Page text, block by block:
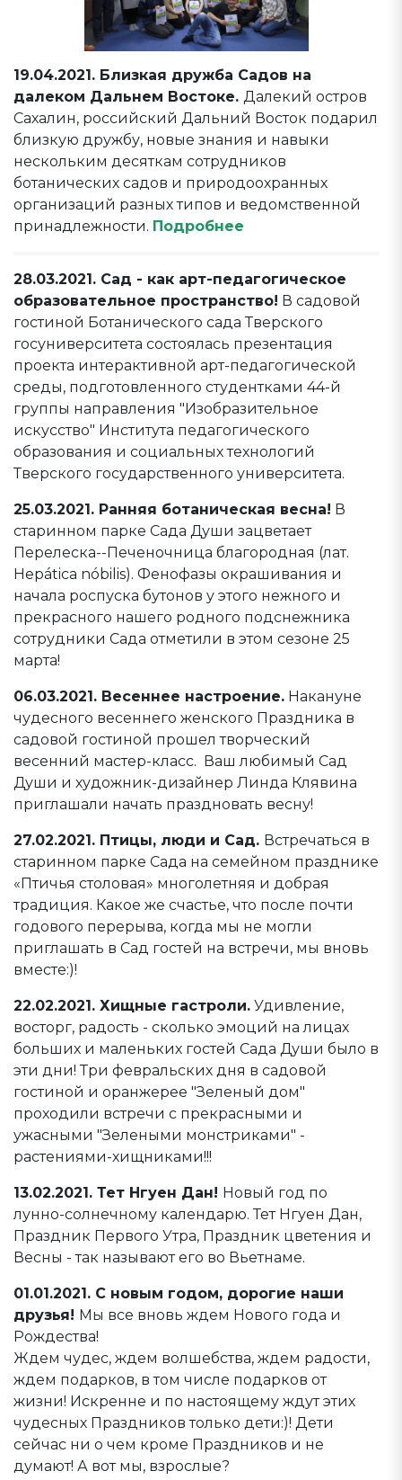
19.04.2021. Близкая дружба Садов на
далеком Дальнем Востоке. Далекий остров
Сахалин, российский Дальний Восток подарил
близкую дружбу, новые знания и навыки
нескольким десяткам сотрудников
ботанических садов и природоохранных
организаций разных типов и ведомственной
принадлежности. Подробнее
28.03.2021. Сад - как арт-педагогическое
образовательное пространство! В садовой
гостиной Ботанического сада Тверского
госуниверситета состоялась презентация
проекта интерактивной арт-педагогической
среды, подготовленного студентками 44-й
группы направления "Изобразительное
искусство" Института педагогического
образования и социальных технологий
Тверского государственного университета.
25.03.2021. Ранняя ботаническая весна! В
старинном парке Сада Души зацветает
Перелеска--Печеночница благородная (лат.
Hepática nóbilis). Фенофазы окрашивания и
начала роспуска бутонов у этого нежного и
прекрасного нашего родного подснежника
сотрудники Сада отметили в этом сезоне 25
марта!
06.03.2021. Весеннее настроение. Накануне
чудесного весеннего женского Праздника в
садовой гостиной прошел творческий
весенний мастер-класс. Ваш любимый Сад
Души и художник-дизайнер Линда Клявина
приглашали начать праздновать весну!
27.02.2021. Птицы, люди и Сад. Встречаться в
старинном парке Сада на семейном празднике
«Птичья столовая» многолетняя и добрая
традиция. Какое же счастье, что после почти
годового перерыва, когда мы не могли
приглашать в Сад гостей на встречи, мы вновь
вместе:)!
22.02.2021. Хищные гастроли. Удивление,
восторг, радость - сколько эмоций на лицах
больших и маленьких гостей Сада Души было в
эти дни! Три февральских дня в садовой
гостиной и оранжерее "Зеленый дом"
проходили встречи с прекрасными и
ужасными "Зелеными монстриками" -
растениями-хищниками!!!
13.02.2021. Тет Нгуен Дан! Новый год по
лунно-солнечному календарю. Тет Нгуен Дан,
Праздник Первого Утра, Праздник цветения и
Весны - так называют его во Вьетнаме.
01.01.2021. С новым годом, дорогие наши
друзья! Мы все вновь ждем Нового года и
Рождества!
Ждем чудес, ждем волшебства, ждем радости,
ждем подарков, в том числе подарков от
жизни! Искренне и по настоящему ждут этих
чудесных Праздников только дети:)! Дети
сейчас ни о чем кроме Праздников и не
думают! А вот мы, взрослые?